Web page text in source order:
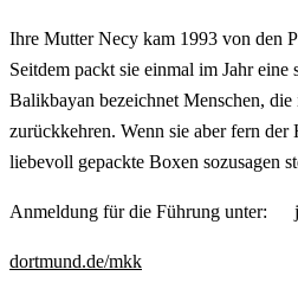
Ihre Mutter Necy kam 1993 von den
Seitdem packt sie einmal im Jahr
Balikbayan bezeichnet Menschen,
zurückkehren. Wenn sie aber fern der
liebevoll gepackte Boxen sozusagen
Anmeldung für die Führung unter:
dortmund.de/mkk